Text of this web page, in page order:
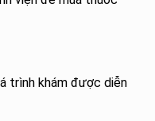
trình khám được diễn